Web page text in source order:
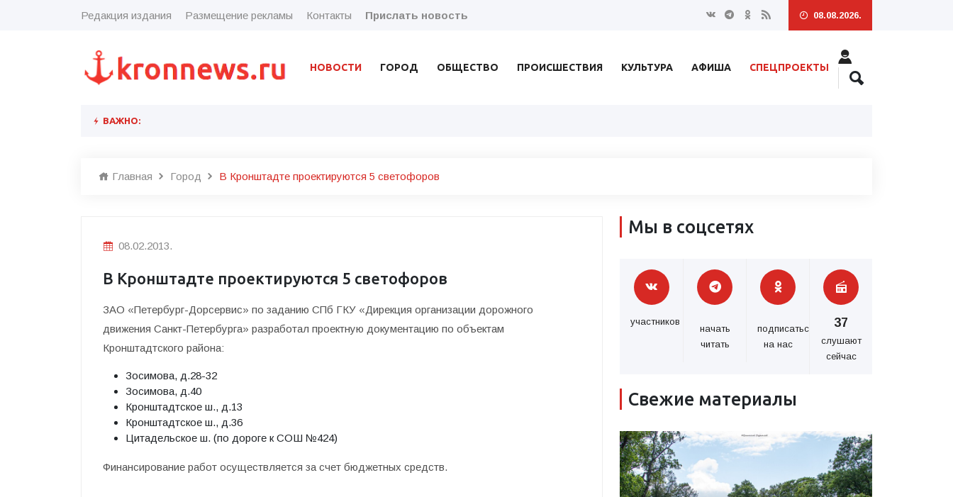
Редакция издания Размещение рекламы Контакты Прислать новость 08.08.2026.
НОВОСТИ ГОРОД ОБЩЕСТВО ПРОИСШЕСТВИЯ КУЛЬТУРА АФИША СПЕЦПРОЕКТЫ
ВАЖНО:
Главная Город В Кронштадте проектируются 5 светофоров
08.02.2013.
В Кронштадте проектируются 5 светофоров
ЗАО «Петербург-Дорсервис» по заданию СПб ГКУ «Дирекция организации дорожного
движения Санкт-Петербурга» разработал проектную документацию по объектам
Кронштадтского района:
Зосимова, д.28-32
Зосимова, д.40
Кронштадтское ш., д.13
Кронштадтское ш., д.36
Цитадельское ш. (по дороге к СОШ №424)
Финансирование работ осуществляется за счет бюджетных средств.
Мы в соцсетях
участников
начать
читать
подписаться
на нас
37
слушают
сейчас
Свежие материалы